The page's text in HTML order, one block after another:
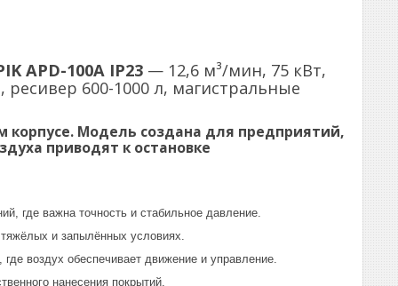
APD-100A IP23 — 12,6 м³/мин, 75 кВт,
600-1000 л, магистральные
корпусе. Модель создана для предприятий,
приводят к остановке
где важна точность и стабильное давление.
и запылённых условиях.
воздух обеспечивает движение и управление.
нанесения покрытий.